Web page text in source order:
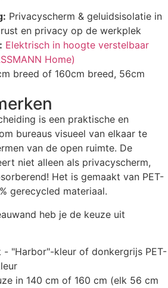
Privacyscherm & geluidsisolatie in
en privacy op de werkplek
Elektrisch in hoogte verstelbaar
Home)
breed of 160cm breed, 56cm
is een praktische en
bureaus visueel van elkaar te
van de open ruimte. De
niet alleen als privacyscherm,
Het is gemaakt van PET-
gerecycled materiaal.
heb je de keuze uit
- "Harbor"-kleur of donkergrijs PET-
in 140 cm of 160 cm (elk 56 cm